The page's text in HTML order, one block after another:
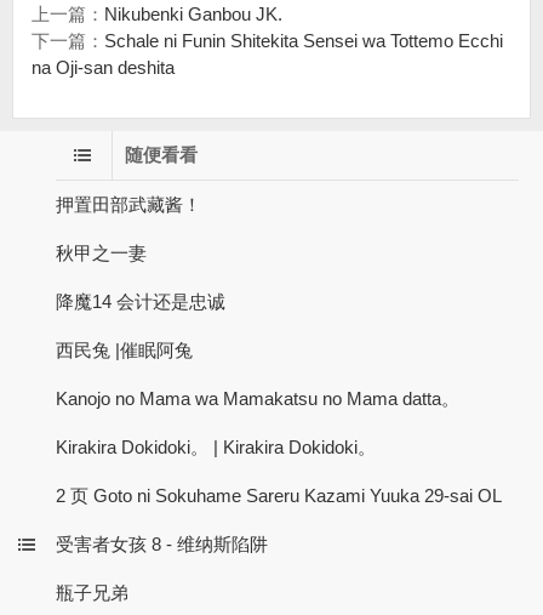
上一篇： Nikubenki Ganbou JK.
下一篇： Schale ni Funin Shitekita Sensei wa Tottemo Ecchi
na Oji-san deshita
随便看看
押置田部武藏酱！
秋甲之一妻
降魔14 会计还是忠诚
西民兔 |催眠阿兔
Kanojo no Mama wa Mamakatsu no Mama datta。
Kirakira Dokidoki。 | Kirakira Dokidoki。
2 页 Goto ni Sokuhame Sareru Kazami Yuuka 29-sai OL
受害者女孩 8 - 维纳斯陷阱
瓶子兄弟